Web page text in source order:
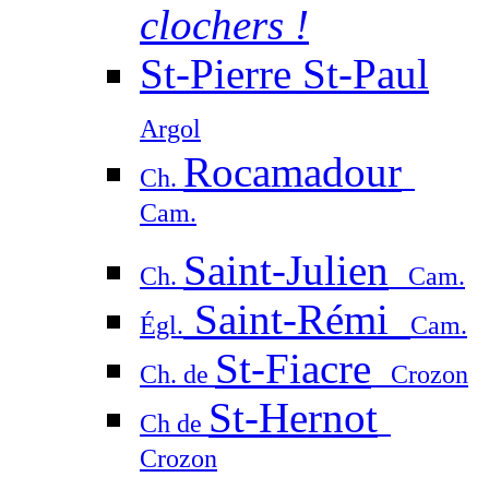
clochers !
St-Pierre St-Paul
Argol
Ch. Rocamadour
Cam.
Ch. Saint-Julien Cam.
Égl. Saint-Rémi
Cam.
Ch. de St-Fiacre Crozon
Ch de St-Hernot
Crozon